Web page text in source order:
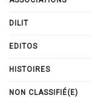
DILIT
EDITOS
HISTOIRES
NON CLASSIFIÉ(E)